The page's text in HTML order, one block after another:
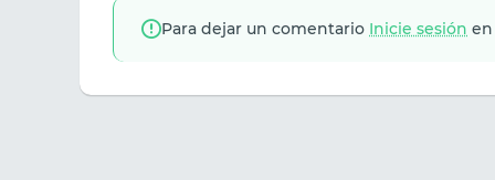
Para dejar un comentario Inicie sesión en